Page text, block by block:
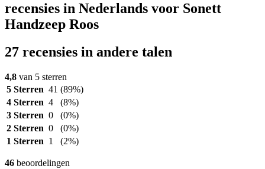
recensies in Nederlands voor Sonett
Handzeep Roos
27 recensies in andere talen
4,8 van 5 sterren
5 Sterren 41 (89%)
4 Sterren 4
(8%)
3 Sterren 0
(0%)
2 Sterren 0
(0%)
1 Sterren 1 (2%)
46 beoordelingen